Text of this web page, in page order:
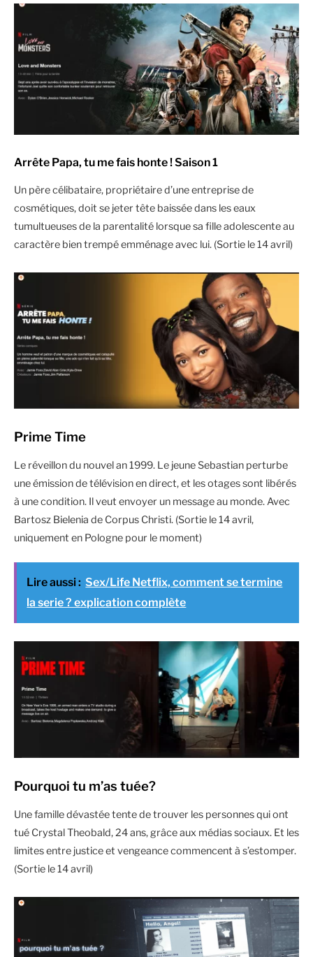
Arrête Papa, tu me fais honte ! Saison 1
Un père célibataire, propriétaire d’une entreprise de
cosmétiques, doit se jeter tête baissée dans les eaux
tumultueuses de la parentalité lorsque sa fille adolescente au
caractère bien trempé emménage avec lui. (Sortie le 14 avril)
Prime Time
Le réveillon du nouvel an 1999. Le jeune Sebastian perturbe
une émission de télévision en direct, et les otages sont libérés
à une condition. Il veut envoyer un message au monde. Avec
Bartosz Bielenia de Corpus Christi. (Sortie le 14 avril,
uniquement en Pologne pour le moment)
Lire aussi : Sex/Life Netflix, comment se termine
la serie ? explication complète
Pourquoi tu m’as tuée?
Une famille dévastée tente de trouver les personnes qui ont
tué Crystal Theobald, 24 ans, grâce aux médias sociaux. Et les
limites entre justice et vengeance commencent à s’estomper.
(Sortie le 14 avril)